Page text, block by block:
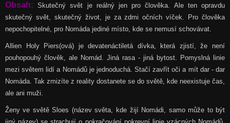
Obsah:
Skutečný svět je reálný jen pro člověka. Ale ten opravdu
skutečný svět, skutečný život, je za zdmi očních víček. Pro člověka
nepochopitelné, pro Nomáda jediné místo, kde se nemusí schovávat.
Allien Holy Piers(ová) je devatenáctiletá dívka, která zjistí, že není
pouhopouhý člověk, ale Nomád. Jiná rasa - jiná bytost. Pomyslná linie
mezi světem lidí a Nomádů je jednoduchá. Stačí zavřít oči a mít dar - dar
Nomáda. Tak zmizíte z reality dostanete se do světě, kde neexistuje čas,
ale ani muži.
Ženy ve světě Sloes (název světa, kde žijí Nomádi, samo může to být